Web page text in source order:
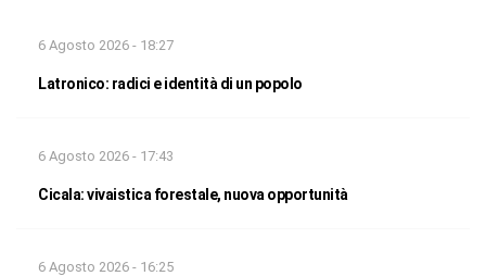
6 Agosto 2026 - 18:27
Latronico: radici e identità di un popolo
6 Agosto 2026 - 17:43
Cicala: vivaistica forestale, nuova opportunità
6 Agosto 2026 - 16:25